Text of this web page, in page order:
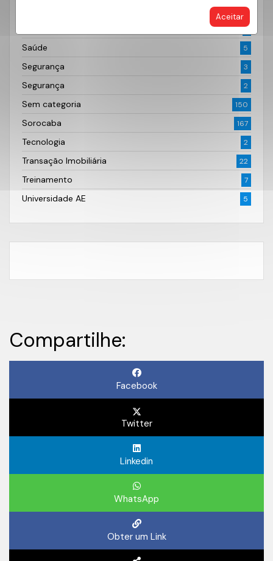
Aceitar
20
1
Saúde 5
Segurança 3
Segurança 2
Sem categoria 150
Sorocaba 167
Tecnologia 2
Transação Imobiliária 22
Treinamento 7
Universidade AE 5
Compartilhe:
Facebook
Twitter
Linkedin
WhatsApp
Obter um Link